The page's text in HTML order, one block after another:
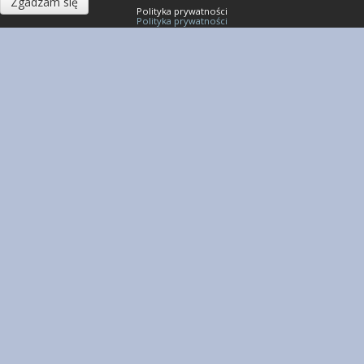
Polityka prywatności
Polityka prywatności